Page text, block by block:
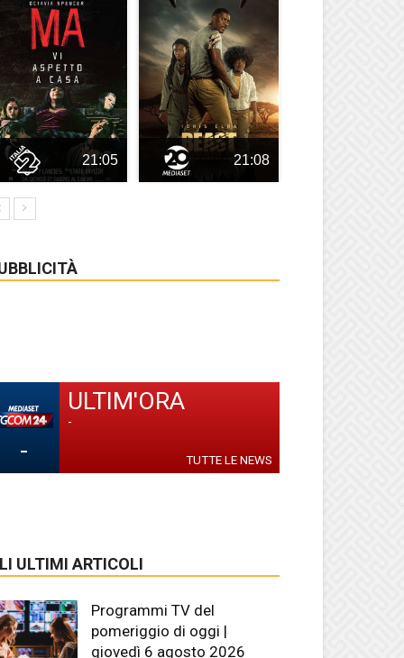
21:05 21:08
-
ULTIM'ORA
-
TUTTE LE NEWS
ULTIMI ARTICOLI
Programmi TV del
pomeriggio di oggi |
giovedì 6 agosto 2026